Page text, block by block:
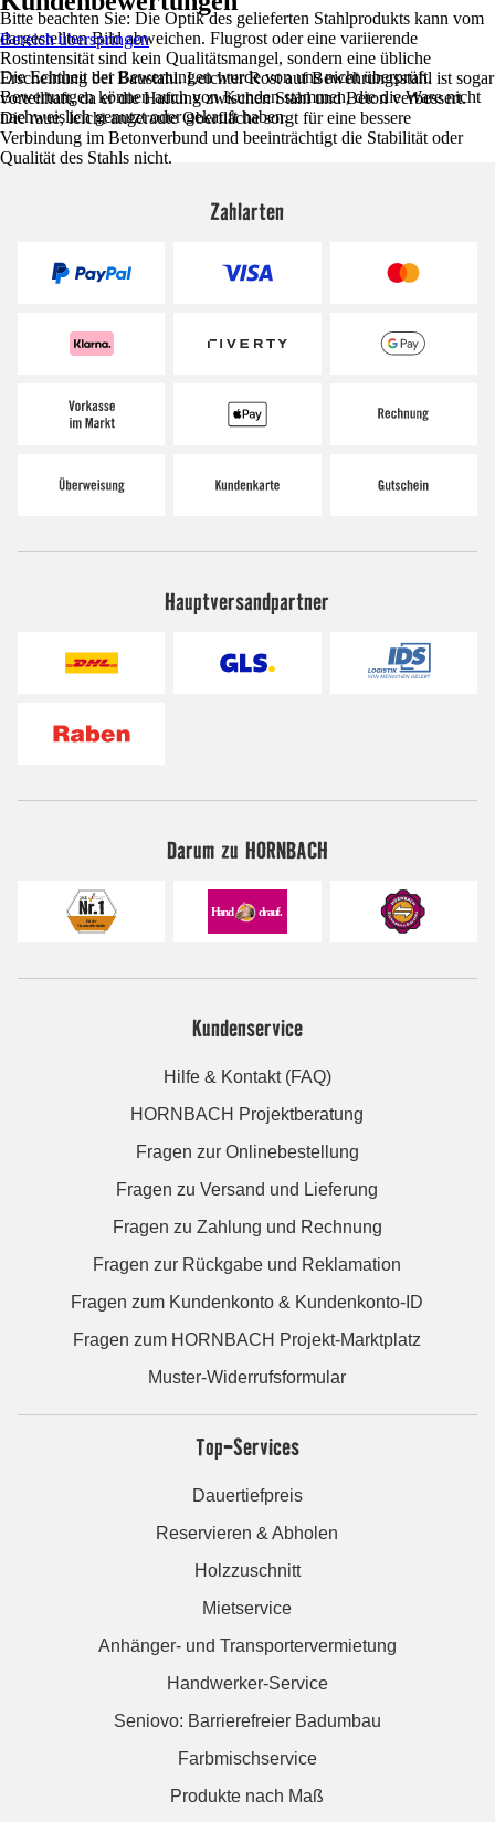
Bitte beachten Sie: Die Optik des gelieferten Stahlprodukts kann vom
dargestellten Bild abweichen. Flugrost oder eine variierende
Rostintensität sind kein Qualitätsmangel, sondern eine übliche
Erscheinung bei Baustahl. Leichter Rost auf Bewehrungsstahl ist sogar
vorteilhaft, da er die Haftung zwischen Stahl und Beton verbessert.
Die raue, leicht angeraute Oberfläche sorgt für eine bessere
Verbindung im Betonverbund und beeinträchtigt die Stabilität oder
Qualität des Stahls nicht.
Bereich überspringen
Die Echtheit der Bewertungen wurde von uns nicht überprüft.
Bewertungen können auch von Kunden stammen, die die Ware nicht
nachweislich genutzt oder gekauft haben.
Zahlarten
Hauptversandpartner
Darum zu HORNBACH
Kundenservice
Hilfe & Kontakt (FAQ)
HORNBACH Projektberatung
Fragen zur Onlinebestellung
Fragen zu Versand und Lieferung
Fragen zu Zahlung und Rechnung
Fragen zur Rückgabe und Reklamation
Fragen zum Kundenkonto & Kundenkonto-ID
Fragen zum HORNBACH Projekt-Marktplatz
Muster-Widerrufsformular
Top-Services
Dauertiefpreis
Reservieren & Abholen
Holzzuschnitt
Mietservice
Anhänger- und Transportervermietung
Handwerker-Service
Seniovo: Barrierefreier Badumbau
Farbmischservice
Produkte nach Maß